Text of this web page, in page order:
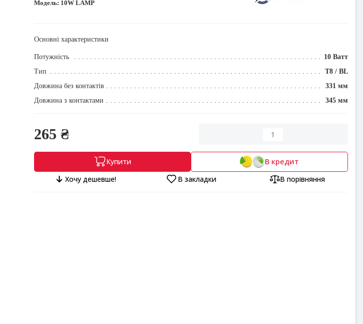
Модель: 10W LAMP
Основні характеристики
Потужність
10 Ватт
Тип
T8 / BL
Довжина без контактів
331 мм
Довжина з контактами
345 мм
265 ₴
Купити В кредит
Хочу дешевше! В закладки В порівняння